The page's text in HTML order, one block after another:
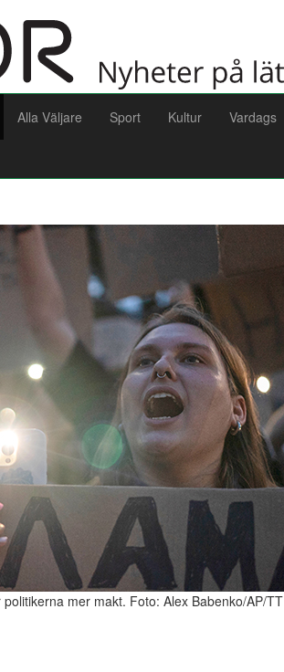
Alla Väljare Sport Kultur Vardags
mer makt. Foto: Alex Babenko/AP/TT